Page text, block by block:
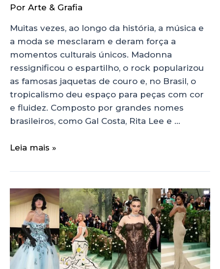
Por Arte & Grafia
Muitas vezes, ao longo da história, a música e
a moda se mesclaram e deram força a
momentos culturais únicos. Madonna
ressignificou o espartilho, o rock popularizou
as famosas jaquetas de couro e, no Brasil, o
tropicalismo deu espaço para peças com cor
e fluidez. Composto por grandes nomes
brasileiros, como Gal Costa, Rita Lee e …
Leia mais »